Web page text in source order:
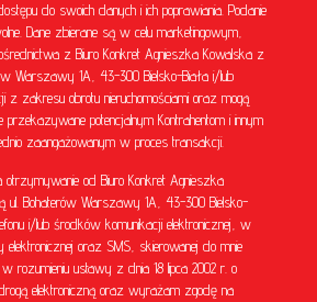
do swoich danych i ich poprawiania. Podanie
Dane zbierane są w celu marketingowym,
z Biuro Konkret Agnieszka Kowalska z
Warszawy 1A, 43-300 Bielsko-Biała i/lub
z zakresu obrotu nieruchomościami oraz mogą
potencjalnym Kontrahentom i innym
zaangażowanym w proces transakcji.
od Biuro Konkret Agnieszka
ul. Bohaterów Warszawy 1A, 43-300 Bielsko-
i/lub środków komunikacji elektronicznej, w
elektronicznej oraz SMS, skierowanej do mnie
rozumieniu ustawy z dnia 18 lipca 2002 r. o
elektroniczną oraz wyrażam zgodę na